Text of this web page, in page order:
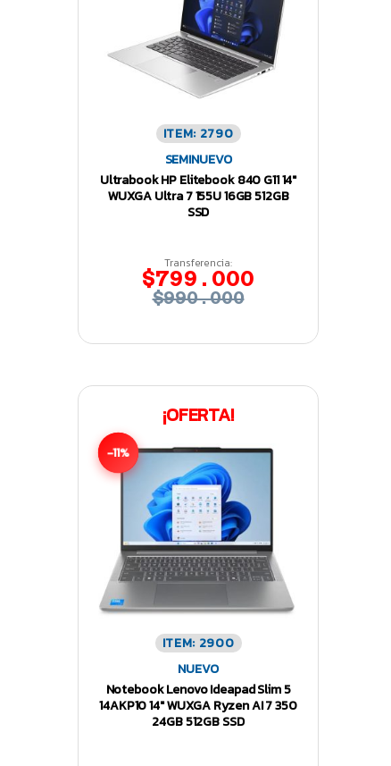
ITEM: 2790
SEMINUEVO
Ultrabook HP Elitebook 840 G11 14″
WUXGA Ultra 7 155U 16GB 512GB
SSD
Transferencia:
$799.000
$990.000
¡OFERTA!
-11%
ITEM: 2900
NUEVO
Notebook Lenovo Ideapad Slim 5
14AKP10 14″ WUXGA Ryzen AI 7 350
24GB 512GB SSD